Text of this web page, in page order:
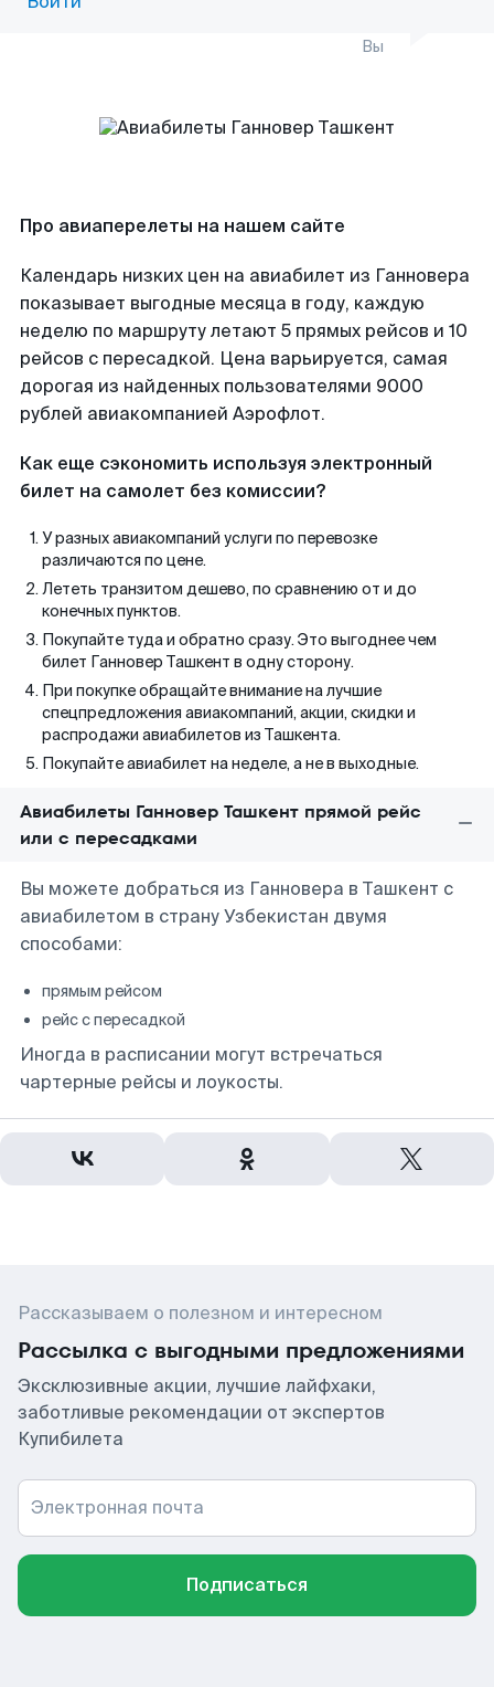
Вы
Про авиаперелеты на нашем сайте
Календарь низких цен на авиабилет из Ганновера
показывает выгодные месяца в году, каждую
неделю по маршруту летают 5 прямых рейсов и 10
рейсов с пересадкой. Цена варьируется, самая
дорогая из найденных пользователями 9000
рублей авиакомпанией Аэрофлот.
Как еще сэкономить используя электронный
билет на самолет без комиссии?
У разных авиакомпаний услуги по перевозке
различаются по цене.
Лететь транзитом дешево, по сравнению от и до
конечных пунктов.
Покупайте туда и обратно сразу. Это выгоднее чем
билет Ганновер Ташкент в одну сторону.
При покупке обращайте внимание на лучшие
спецпредложения авиакомпаний, акции, скидки и
распродажи авиабилетов из Ташкента.
Покупайте авиабилет на неделе, а не в выходные.
Авиабилеты Ганновер Ташкент прямой рейс
или с пересадками
Вы можете добраться из Ганновера в Ташкент с
авиабилетом в страну Узбекистан двумя
способами:
прямым рейсом
рейс с пересадкой
Иногда в расписании могут встречаться
чартерные рейсы и лоукосты.
Рассказываем о полезном и интересном
Рассылка с выгодными предложениями
Эксклюзивные акции, лучшие лайфхаки,
заботливые рекомендации от экспертов
Купибилета
Электронная почта
Подписаться